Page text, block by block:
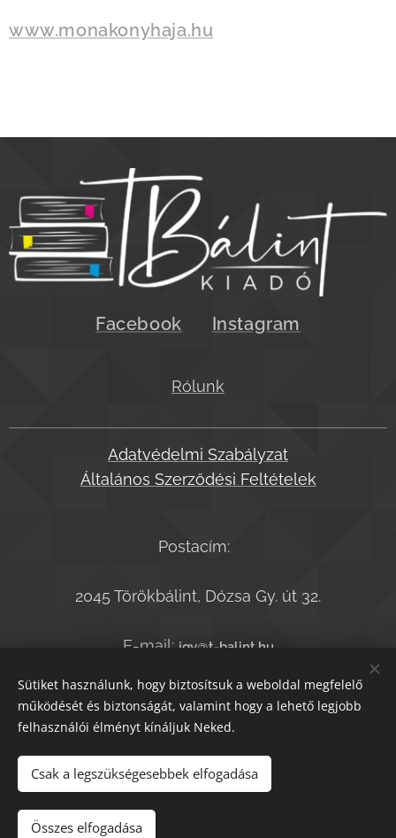
www.monakonyhaja.hu
Facebook Instagram
Rólunk
Adatvédelmi Szabályzat
Általános Szerződési Feltételek
Postacím:
2045 Törökbálint, Dózsa Gy. út 32.
E-mail: jgy@t-balint.hu
Telefonszám:+36-20-9364050
Sütik
Sütiket használunk, hogy biztosítsuk a weboldal megfelelő
működését és biztonságát, valamint hogy a lehető legjobb
felhasználói élményt kínáljuk Neked.
Csak a legszükségesebbek elfogadása
Összes elfogadása